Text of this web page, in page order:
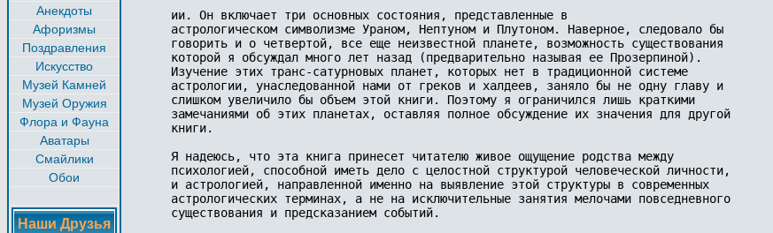
Анекдоты
Афоризмы
Поздравления
Искусство
Музей Камней
Музей Оружия
Флора и Фауна
Аватары
Смайлики
Обои
Наши Друзья
ии. Он включает три основных состояния, представленные в
астрологическом символизме Ураном, Нептуном и Плутоном. Наверное, следовало бы
говорить и о четвертой, все еще неизвестной планете, возможность существования
которой я обсуждал много лет назад (предварительно называя ее Прозерпиной).
Изучение этих транс-сатурновых планет, которых нет в традиционной системе
астрологии, унаследованной нами от греков и халдеев, заняло бы не одну главу и
слишком увеличило бы объем этой книги. Поэтому я ограничился лишь краткими
замечаниями об этих планетах, оставляя полное обсуждение их значения для другой
книги.
Я надеюсь, что эта книга принесет читателю живое ощущение родства между
психологией, способной иметь дело с целостной структурой человеческой личности,
и астрологией, направленной именно на выявление этой структуры в современных
астрологических терминах, а не на исключительные занятия мелочами повседневного
существования и предсказанием событий.